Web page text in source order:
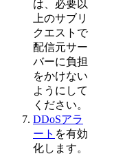
は、必要以
上のサブリ
クエストで
配信元サー
バーに負担
をかけない
ようにして
ください。
DDoSアラ
ート を有効
化します。